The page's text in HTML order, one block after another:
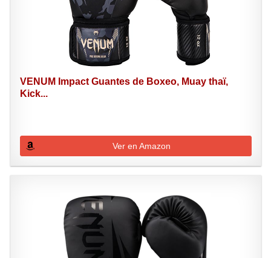
VENUM Impact Guantes de Boxeo, Muay thaï,
Kick...
Ver en Amazon